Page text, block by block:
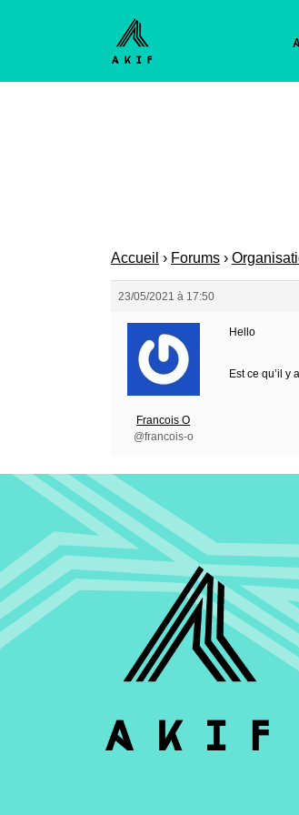
Accueil › Forums ›
23/05/2021 à 17:50
Francois O
@francois-o
Hello
Est ce qu’il